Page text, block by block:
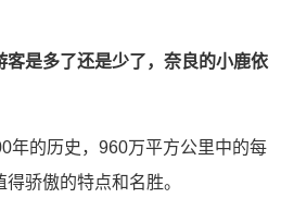
客是多了还是少了，奈良的小鹿依
年的历史，960万平方公里中的每
骄傲的特点和名胜。